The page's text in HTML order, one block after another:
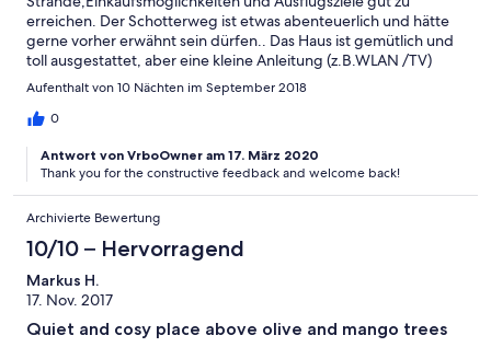
erreichen. Der Schotterweg ist etwas abenteuerlich und hätte
gerne vorher erwähnt sein dürfen.. Das Haus ist gemütlich und
toll ausgestattet, aber eine kleine Anleitung (z.B.WLAN /TV)
haben wir vermisst.
Aufenthalt von 10 Nächten im September 2018
0
Antwort von VrboOwner am 17. März 2020
Thank you for the constructive feedback and welcome back!
Archivierte Bewertung
10/10 – Hervorragend
Markus H.
17. Nov. 2017
Quiet and cosy place above olive and mango trees